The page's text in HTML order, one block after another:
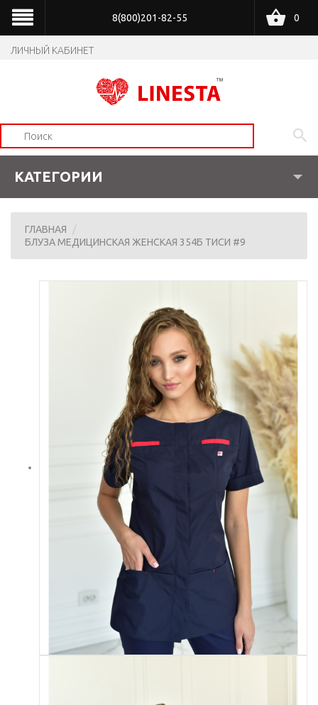
8(800)201-82-55
ЛИЧНЫЙ КАБИНЕТ
0
КАТЕГОРИИ
ГЛАВНАЯ
БЛУЗА МЕДИЦИНСКАЯ ЖЕНСКАЯ 354Б ТИСИ #9